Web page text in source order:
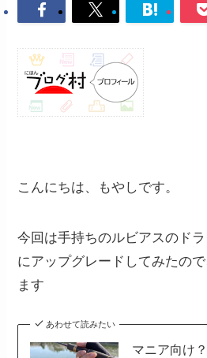
こんにちは、もやしです。
今回は手持ちのルビアスのド
にアップグレードしてみたの
ます
あわせて読みたい
マニア向け